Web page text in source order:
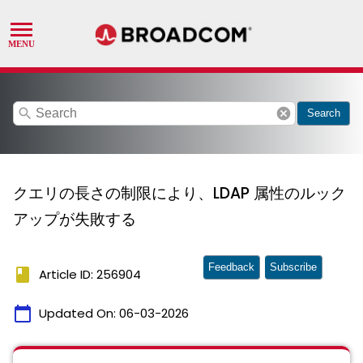
search cancel Search
クエリの長​​さの制限により、LDAP 属性のルック
アップが失敗する
book Article ID: 256904
calendar_today Updated On: 06-03-2026
Feedback Subscribe